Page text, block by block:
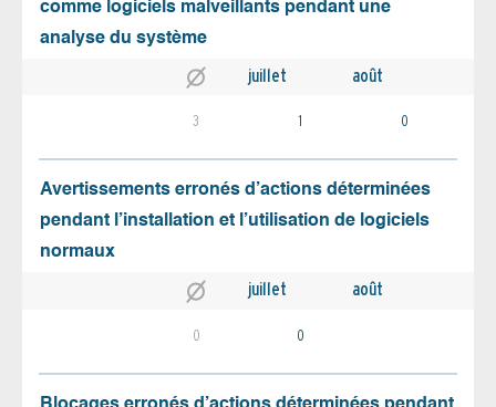
comme logiciels malveillants pendant une
analyse du système
juillet août
3 1 0
Avertissements erronés d’actions déterminées
pendant l’installation et l’utilisation de logiciels
normaux
juillet août
0 0